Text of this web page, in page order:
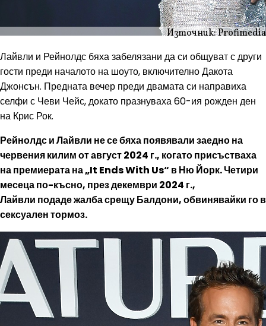
Източник: Profimedia
Лайвли и Рейнолдс бяха забелязани да си общуват с други
гости преди началото на шоуто, включително Дакота
Джонсън. Предната вечер преди двамата си направиха
селфи с Чеви Чейс, докато празнуваха 60-ия рожден ден
на Крис Рок.
Рейнолдс и Лайвли не се бяха появявали заедно на
червения килим от август 2024 г., когато присъстваха
на премиерата на „It Ends With Us“ в Ню Йорк. Четири
месеца по-късно, през декември 2024 г.,
Лайвли подаде жалба срещу Балдони, обвинявайки го в
сексуален тормоз.